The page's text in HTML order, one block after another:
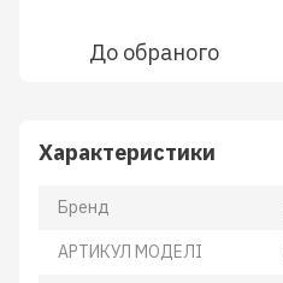
До обраного
Характеристики
Бренд
АРТИКУЛ МОДЕЛІ